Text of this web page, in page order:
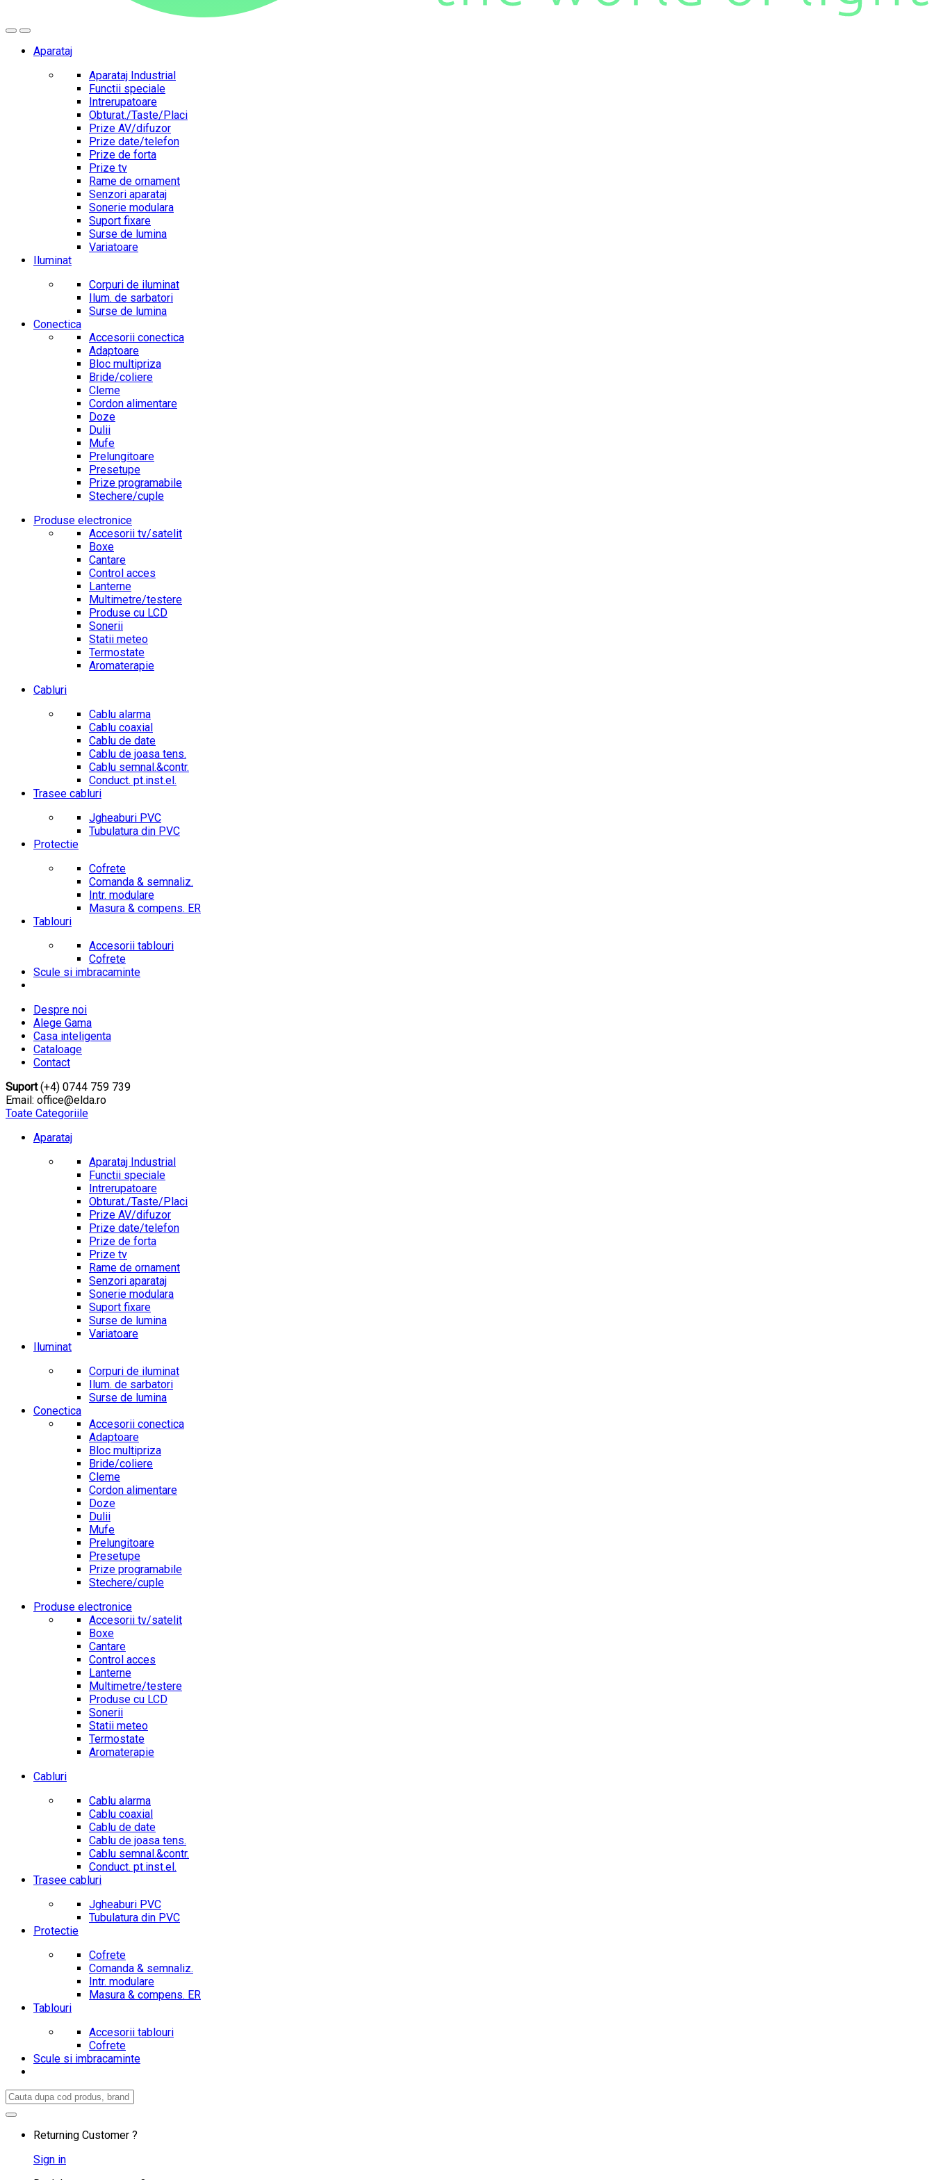
Aparataj
Aparataj Industrial
Functii speciale
Intrerupatoare
Obturat./Taste/Placi
Prize AV/difuzor
Prize date/telefon
Prize de forta
Prize tv
Rame de ornament
Senzori aparataj
Sonerie modulara
Suport fixare
Surse de lumina
Variatoare
Iluminat
Corpuri de iluminat
Ilum. de sarbatori
Surse de lumina
Conectica
Accesorii conectica
Adaptoare
Bloc multipriza
Bride/coliere
Cleme
Cordon alimentare
Doze
Dulii
Mufe
Prelungitoare
Presetupe
Prize programabile
Stechere/cuple
Produse electronice
Accesorii tv/satelit
Boxe
Cantare
Control acces
Lanterne
Multimetre/testere
Produse cu LCD
Sonerii
Statii meteo
Termostate
Aromaterapie
Cabluri
Cablu alarma
Cablu coaxial
Cablu de date
Cablu de joasa tens.
Cablu semnal.&contr.
Conduct. pt.inst.el.
Trasee cabluri
Jgheaburi PVC
Tubulatura din PVC
Protectie
Cofrete
Comanda & semnaliz.
Intr. modulare
Masura & compens. ER
Tablouri
Accesorii tablouri
Cofrete
Scule si imbracaminte
Despre noi
Alege Gama
Casa inteligenta
Cataloage
Contact
Suport(+4) 0744 759 739
Email: office@elda.ro
Toate Categoriile
Aparataj
Aparataj Industrial
Functii speciale
Intrerupatoare
Obturat./Taste/Placi
Prize AV/difuzor
Prize date/telefon
Prize de forta
Prize tv
Rame de ornament
Senzori aparataj
Sonerie modulara
Suport fixare
Surse de lumina
Variatoare
Iluminat
Corpuri de iluminat
Ilum. de sarbatori
Surse de lumina
Conectica
Accesorii conectica
Adaptoare
Bloc multipriza
Bride/coliere
Cleme
Cordon alimentare
Doze
Dulii
Mufe
Prelungitoare
Presetupe
Prize programabile
Stechere/cuple
Produse electronice
Accesorii tv/satelit
Boxe
Cantare
Control acces
Lanterne
Multimetre/testere
Produse cu LCD
Sonerii
Statii meteo
Termostate
Aromaterapie
Cabluri
Cablu alarma
Cablu coaxial
Cablu de date
Cablu de joasa tens.
Cablu semnal.&contr.
Conduct. pt.inst.el.
Trasee cabluri
Jgheaburi PVC
Tubulatura din PVC
Protectie
Cofrete
Comanda & semnaliz.
Intr. modulare
Masura & compens. ER
Tablouri
Accesorii tablouri
Cofrete
Scule si imbracaminte
Search
for:
Returning Customer ?
Sign in